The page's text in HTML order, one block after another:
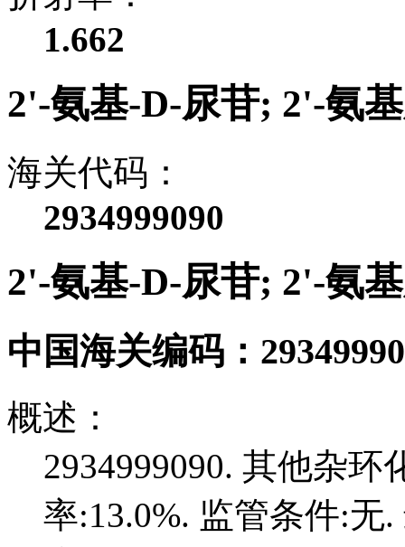
1.662
2'-氨基-D-尿苷; 2'-氨
海关代码：
2934999090
2'-氨基-D-尿苷; 2'-氨
中国海关编码：
概述：
2934999090. 其他杂环
率:13.0%. 监管条件:无